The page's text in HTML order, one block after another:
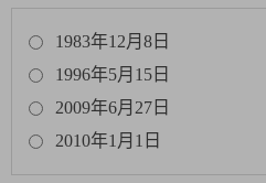
1983年12月8日
1996年5月15日
2009年6月27日
2010年1月1日